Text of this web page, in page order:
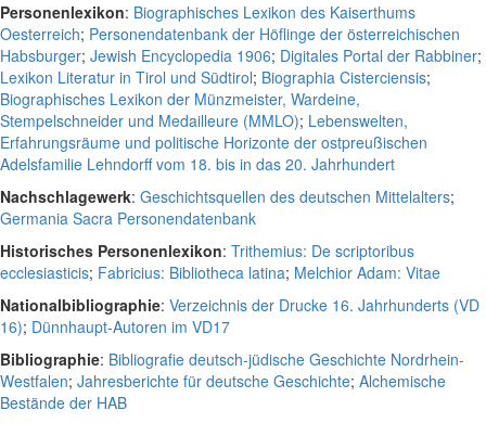
Personenlexikon: Biographisches Lexikon des Kaiserthums
Oesterreich; Personendatenbank der Höflinge der österreichischen
Habsburger; Jewish Encyclopedia 1906; Digitales Portal der Rabbiner;
Lexikon Literatur in Tirol und Südtirol; Biographia Cisterciensis;
Biographisches Lexikon der Münzmeister, Wardeine,
Stempelschneider und Medailleure (MMLO); Lebenswelten,
Erfahrungsräume und politische Horizonte der ostpreußischen
Adelsfamilie Lehndorff vom 18. bis in das 20. Jahrhundert
Nachschlagewerk: Geschichtsquellen des deutschen Mittelalters;
Germania Sacra Personendatenbank
Historisches Personenlexikon: Trithemius: De scriptoribus
ecclesiasticis; Fabricius: Bibliotheca latina; Melchior Adam: Vitae
Nationalbibliographie: Verzeichnis der Drucke 16. Jahrhunderts (VD
16); Dünnhaupt-Autoren im VD17
Bibliographie: Bibliografie deutsch-jüdische Geschichte Nordrhein-
Westfalen; Jahresberichte für deutsche Geschichte; Alchemische
Bestände der HAB